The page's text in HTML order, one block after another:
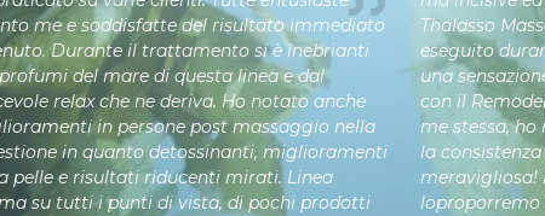
me e soddisfatte del risultato immediato
Durante il trattamento si è inebrianti
del mare di questa linea e dal
relax che ne deriva. Ho notato anche
in persone post massaggio nella
in quanto detossinanti, miglioramenti
pelle e risultati riducenti mirati. Linea
su tutti i punti di vista, di pochi prodotti
Thalasso
eseguito
una
con il
me stessa,
la
meravigliosa!
loproporremo